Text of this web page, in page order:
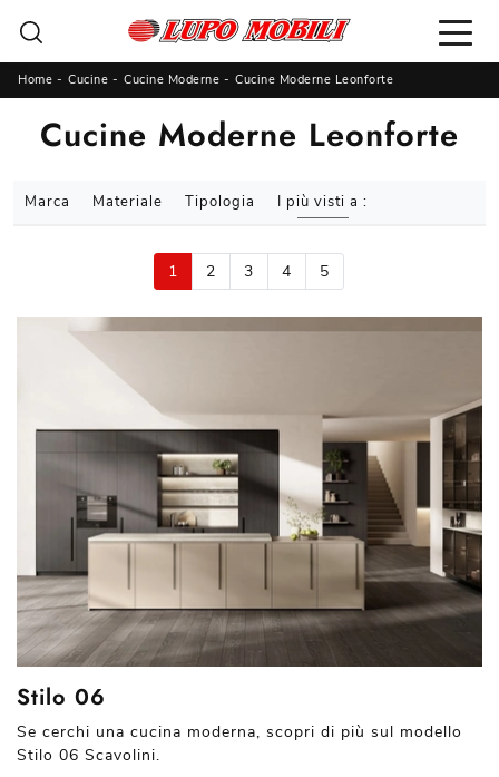
Home - Cucine - Cucine Moderne - Cucine Moderne Leonforte
Cucine Moderne Leonforte
Marca Materiale Tipologia I più visti a :
1 2 3 4 5
Stilo 06
Se cerchi una cucina moderna, scopri di più sul modello
Stilo 06 Scavolini.